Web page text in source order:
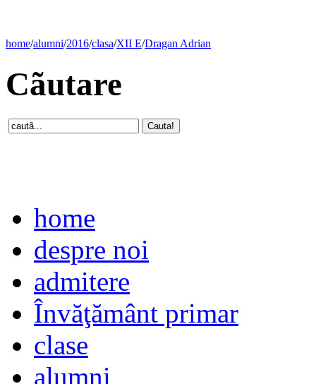
home/alumni/2016/clasa/XII E/Dragan Adrian
Cãutare
home
despre noi
admitere
Învăţământ primar
clase
alumni